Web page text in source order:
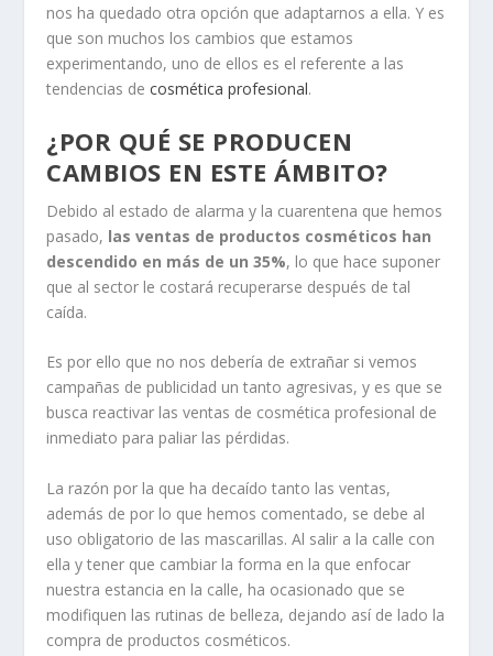
nos ha quedado otra opción que adaptarnos a ella. Y es
que son muchos los cambios que estamos
experimentando, uno de ellos es el referente a las
tendencias decosmética profesional.
¿POR QUÉ SE PRODUCEN
CAMBIOS EN ESTE ÁMBITO?
Debido al estado de alarma y la cuarentena que hemos
pasado, las ventas de productos cosméticos han
descendido en más de un 35%, lo que hace suponer
que al sector le costará recuperarse después de tal
caída.
Es por ello que no nos debería de extrañar si vemos
campañas de publicidad un tanto agresivas, y es que se
busca reactivar las ventas de cosmética profesional de
inmediato para paliar las pérdidas.
La razón por la que ha decaído tanto las ventas,
además de por lo que hemos comentado, se debe al
uso obligatorio de las mascarillas. Al salir a la calle con
ella y tener que cambiar la forma en la que enfocar
nuestra estancia en la calle, ha ocasionado que se
modifiquen las rutinas de belleza, dejando así de lado la
compra de productos cosméticos.